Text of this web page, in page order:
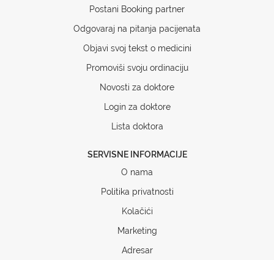
Postani Booking partner
Odgovaraj na pitanja pacijenata
Objavi svoj tekst o medicini
Promoviši svoju ordinaciju
Novosti za doktore
Login za doktore
Lista doktora
SERVISNE INFORMACIJE
O nama
Politika privatnosti
Kolačići
Marketing
Adresar